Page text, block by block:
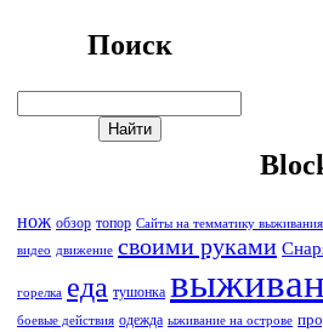
Поиск
нож обзор топор Сайты на темматику выживания
видео движение своими руками
горелка еда тушонка
боевые действия одежда ыживание на острове